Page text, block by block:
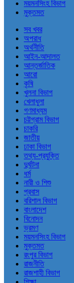
ময়মনসিংহ বিভাগ
মুক্তমত
সব খবর
অপরাধ
অর্থনীতি
আইন-আদালত
আন্তর্জাতিক
আরো
কৃষি
খুলনা বিভাগ
খেলাধুলা
গণমাধ্যম
চট্টগ্রাম বিভাগ
চাকরি
জাতীয়
ঢাকা বিভাগ
তথ্য-প্রযুক্তি
দুর্ঘটনা
ধর্ম
নারী ও শিশু
প্রবাস
বরিশাল বিভাগ
বাংলাদেশ
বিনোদন
ভ্রমণ
ময়মনসিংহ বিভাগ
মুক্তমত
রংপুর বিভাগ
রাজনীতি
রাজশাহী বিভাগ